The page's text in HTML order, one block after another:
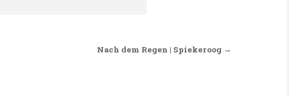
Nach dem Regen | Spiekeroog →